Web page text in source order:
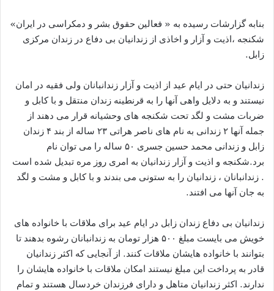
بنابه گزارشات رسیده به « فعالین حقوق بشر و دمکراسی در ایران»
شکنجه ،اذیت و آزار و اخاذی از زندانیان بی دفاع در زندان مرکزی
زابل.
زندانیان حتی در ایام عید از اذیت و آزار زندانبانان ولی فقیه در امان
نیستند و به دلایل واهی آنها را به قرنطینه زندان منتقل و با کابل و
ضربات مشت و لگد تحت شکنجه های وحشیانه قرار می دهند از
جمله آنها ۲ زندانی به نام های ناصر هراتی ۲۳ ساله از بند ۴ زندان
زابل و زندانی محمد حسین جسری ۵۰ ساله را می توان نام
برد.شکنجه و اذیت و آزار زندانیان به امری روز مره تبدیل شده است
. زندانبانان ، زندانیان را به ستونی می بندند و با کابل و مشت و لگد
به جان آنها می افتند.
زندانیان بی دفاع زندان زابل در ایام عید برای ملاقات با خانواده های
خویش می بایست مبلغ ۵۰۰ هزار تومان به زندانبانان رشوه بدهند تا
بتوانند با خانواده هایشان ملاقات کنند. از آنجایی که اکثر زندانیان
قادر به پرداخت این مبلغ نیستند امکان ملاقات با خانواده هایشان را
ندارند. اکثر زندانیان متاهل و دارای فرزندان خردسال هستند و تمام